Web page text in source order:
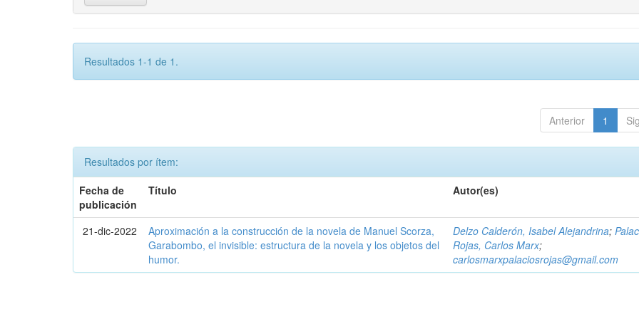
Resultados 1-1 de 1.
Anterior 1
Resultados por ítem:
Fecha de
publicación
Título Autor(es)
21-dic-2022
Aproximación a la construcción de la novela de Manuel Scorza,
Garabombo, el invisible: estructura de la novela y los objetos del
humor.
Delzo Calderón, Isabel Alejandrina;
Rojas, Carlos Marx;
carlosmarxpalaciosrojas@gmail.com